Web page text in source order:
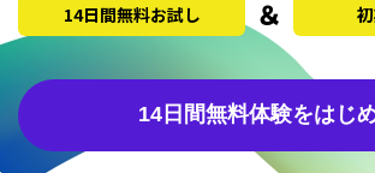
14日間無料お試し
14日間無料体験をはじ